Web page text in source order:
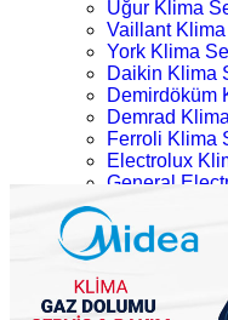
Uğur Klima
Vaillant
York Klima
Daikin Klima
Demirdöküm
Demrad
Ferroli Klima
Electrolux
General
LG Klima
Midea Klima
Mitsubishi
Profilo Klima
İletişim
Bakırköy
Ana Sayfa
Kategoriler
Bakırköy Midea